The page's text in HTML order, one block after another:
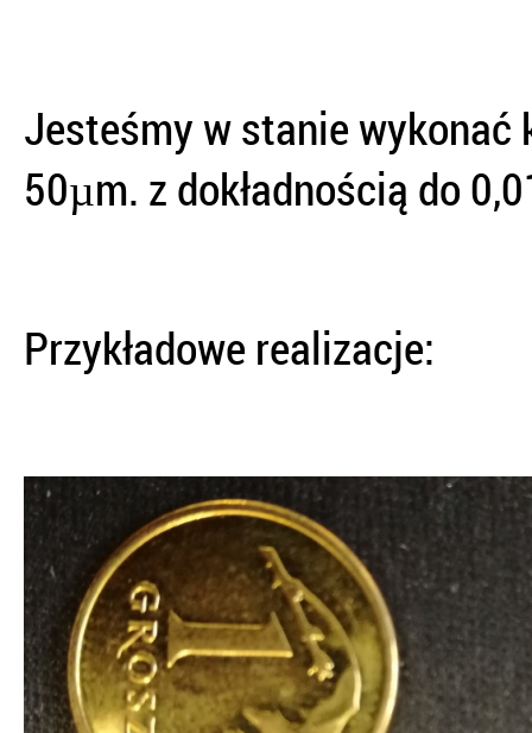
Jesteśmy w stanie wykonać
50µm. z dokładnością do
Przykładowe realizacje: